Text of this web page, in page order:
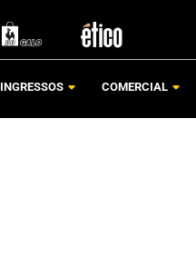
INGRESSOS COMERCIAL